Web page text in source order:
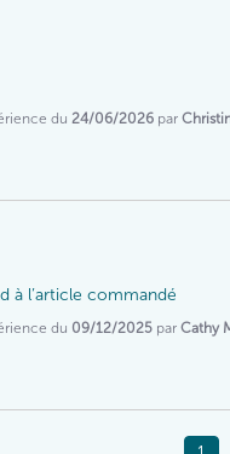
du 24/06/2026 par
à l’article commandé
du 09/12/2025 parCathy